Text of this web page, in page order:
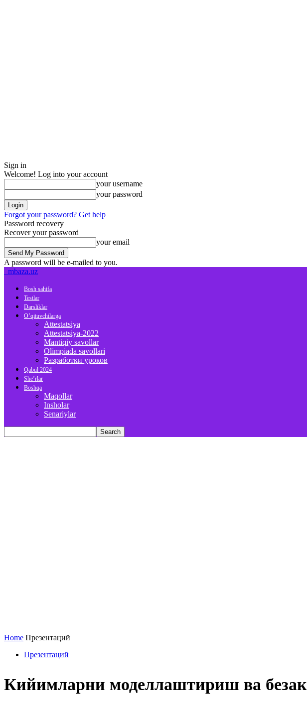
Sign in
Welcome! Log into your account
your username
your password
Forgot your password? Get help
Password recovery
Recover your password
your email
A password will be e-mailed to you.
mbaza.uz
Bosh sahifa
Testlar
Darsliklar
O’qituvchilarga
Attestatsiya
Attestatsiya-2022
Mantiqiy savollar
Olimpiada savollari
Разработки уроков
Qabul 2024
She’rlar
Boshqa
Maqollar
Insholar
Senariylar
Home Презентаций
Презентаций
Кийимларни моделлаштириш ва безак